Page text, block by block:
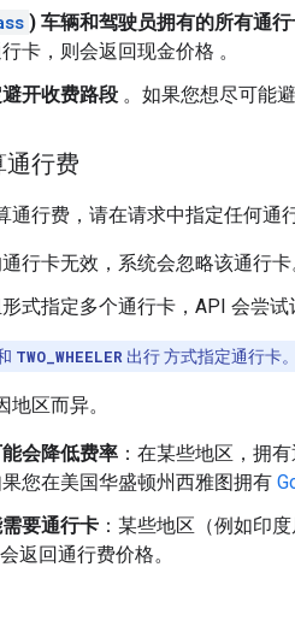
) 车辆和驾驶员拥有的所有通
行卡，则会返回现金价格 。
避开收费路段 。如果您想尽可能
通行费
通行费，请在请求中指定任何通
通行卡无效，系统会忽略该通行卡
形式指定多个通行卡，API 会尝
TWO_WHEELER 出行 方式指定通行卡。
地区而异。
能会降低费率 ：在某些地区，拥
果您在美国华盛顿州西雅图拥有
需要通行卡 ：某些地区（例如印
返回通行费价格。